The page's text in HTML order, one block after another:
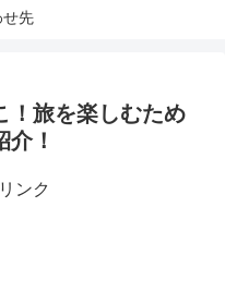
せ先
！旅を楽しむため
！
ンク